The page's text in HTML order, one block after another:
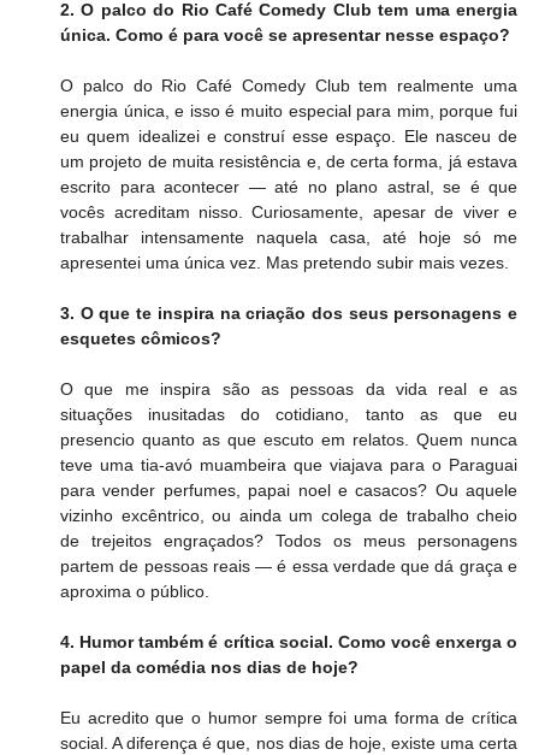
2. O palco do Rio Café Comedy Club tem uma energia
única. Como é para você se apresentar nesse espaço?
O palco do Rio Café Comedy Club tem realmente uma
energia única, e isso é muito especial para mim, porque fui
eu quem idealizei e construí esse espaço. Ele nasceu de
um projeto de muita resistência e, de certa forma, já estava
escrito para acontecer — até no plano astral, se é que
vocês acreditam nisso. Curiosamente, apesar de viver e
trabalhar intensamente naquela casa, até hoje só me
apresentei uma única vez. Mas pretendo subir mais vezes.
3. O que te inspira na criação dos seus personagens e
esquetes cômicos?
O que me inspira são as pessoas da vida real e as
situações inusitadas do cotidiano, tanto as que eu
presencio quanto as que escuto em relatos. Quem nunca
teve uma tia-avó muambeira que viajava para o Paraguai
para vender perfumes, papai noel e casacos? Ou aquele
vizinho excêntrico, ou ainda um colega de trabalho cheio
de trejeitos engraçados? Todos os meus personagens
partem de pessoas reais — é essa verdade que dá graça e
aproxima o público.
4. Humor também é crítica social. Como você enxerga o
papel da comédia nos dias de hoje?
Eu acredito que o humor sempre foi uma forma de crítica
social. A diferença é que, nos dias de hoje, existe uma certa